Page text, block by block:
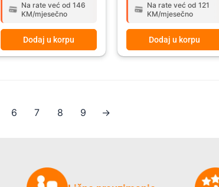
Na rate već od 146
KM/mjesečno
Dodaj u korpu
Na rate već od 121
KM/mjesečno
Dodaj u korpu
6 7 8 9 →